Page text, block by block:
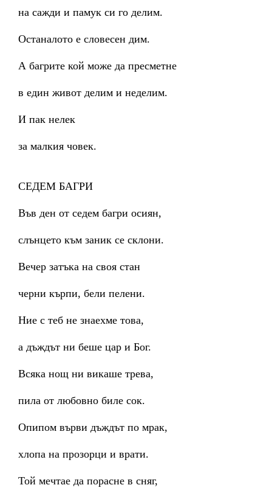
на сажди и памук си го делим.
Останалото е словесен дим.
А багрите кой може да пресметне
в един живот делим и неделим.
И пак нелек
за малкия човек.
СЕДЕМ БАГРИ
Във ден от седем багри осиян,
слънцето към заник се склони.
Вечер затъка на своя стан
черни кърпи, бели пелени.
Ние с теб не знаехме това,
а дъждът ни беше цар и Бог.
Всяка нощ ни викаше трева,
пила от любовно биле сок.
Опипом върви дъждът по мрак,
хлопа на прозорци и врати.
Той мечтае да порасне в сняг,